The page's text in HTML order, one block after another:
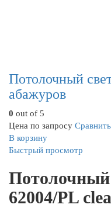
Потолочный
абажуров
0 out of 5
Цена по запросу Сравнить
В корзину
Быстрый просмотр
62004/PL